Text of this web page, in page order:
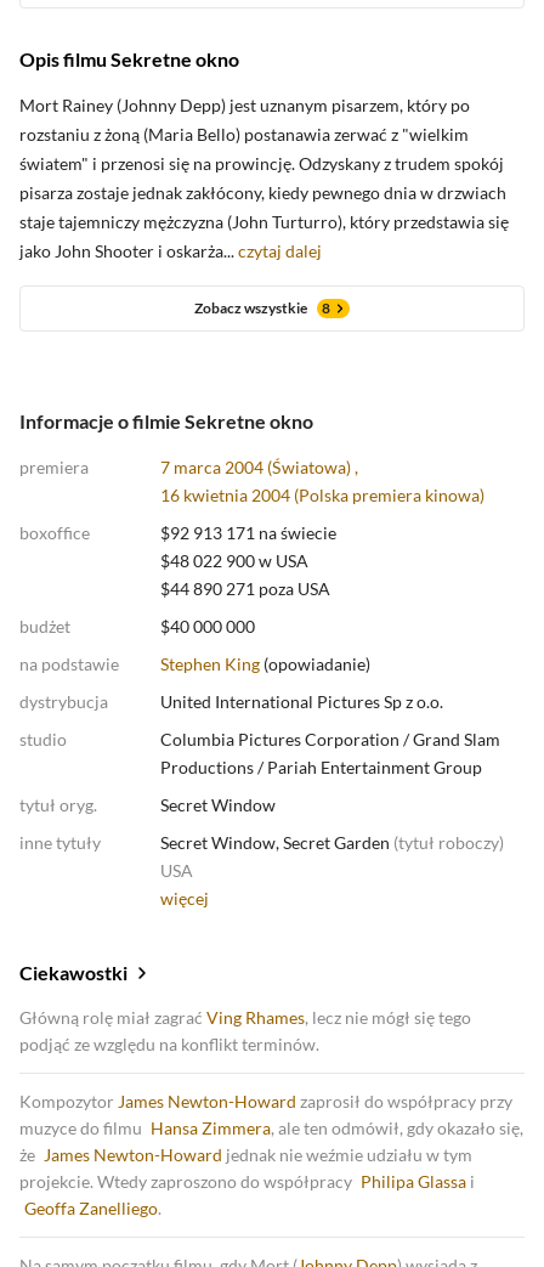
Opis filmu Sekretne okno
Mort Rainey (Johnny Depp) jest uznanym pisarzem, który po
rozstaniu z żoną (Maria Bello) postanawia zerwać z "wielkim
światem" i przenosi się na prowincję. Odzyskany z trudem spokój
pisarza zostaje jednak zakłócony, kiedy pewnego dnia w drzwiach
staje tajemniczy mężczyzna (John Turturro), który przedstawia się
jako John Shooter i oskarża...czytaj dalej
Zobacz wszystkie 8
Informacje o filmie Sekretne okno
premiera
7 marca 2004 (Światowa) ,
16 kwietnia 2004 (Polska premiera kinowa)
boxoffice
$92 913 171 na świecie
$48 022 900 w USA
$44 890 271 poza USA
budżet
$40 000 000
na podstawie
Stephen King (opowiadanie)
dystrybucja
United International Pictures Sp z o.o.
studio
Columbia Pictures Corporation /Grand Slam
Productions/Pariah Entertainment Group
tytuł oryg.
Secret Window
inne tytuły
Secret Window, Secret Garden (tytuł roboczy)
USA
więcej
Ciekawostki
Główną rolę miał zagrać Ving Rhames, lecz nie mógł się tego
podjąć ze względu na konflikt terminów.
Kompozytor James Newton-Howard zaprosił do współpracy przy
muzyce do filmu Hansa Zimmera, ale ten odmówił, gdy okazało się,
że James Newton-Howard jednak nie weźmie udziału w tym
projekcie. Wtedy zaproszono do współpracy Philipa Glassa i
Geoffa Zanelliego.